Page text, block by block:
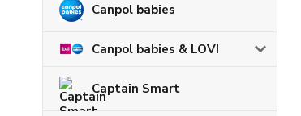
Canpol babies
Canpol babies & LOVI
Captain Smart